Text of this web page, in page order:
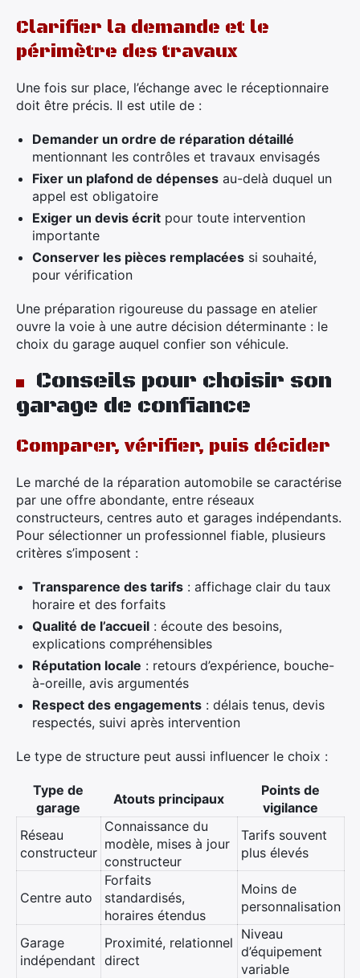
Clarifier la demande et le
périmètre des travaux
Une fois sur place, l’échange avec le réceptionnaire
doit être précis. Il est utile de :
Demander un ordre de réparation détaillé
mentionnant les contrôles et travaux envisagés
Fixer un plafond de dépenses au-delà duquel un
appel est obligatoire
Exiger un devis écrit pour toute intervention
importante
Conserver les pièces remplacées si souhaité,
pour vérification
Une préparation rigoureuse du passage en atelier
ouvre la voie à une autre décision déterminante : le
choix du garage auquel confier son véhicule.
Conseils pour choisir son
garage de confiance
Comparer, vérifier, puis décider
Le marché de la réparation automobile se caractérise
par une offre abondante, entre réseaux
constructeurs, centres auto et garages indépendants.
Pour sélectionner un professionnel fiable, plusieurs
critères s’imposent :
Transparence des tarifs : affichage clair du taux
horaire et des forfaits
Qualité de l’accueil : écoute des besoins,
explications compréhensibles
Réputation locale : retours d’expérience, bouche-
à-oreille, avis argumentés
Respect des engagements : délais tenus, devis
respectés, suivi après intervention
Le type de structure peut aussi influencer le choix :
Type de
garage
Atouts principaux
Points de
vigilance
Réseau
constructeur
Connaissance du
modèle, mises à jour
constructeur
Tarifs souvent
plus élevés
Centre auto
Forfaits
standardisés,
horaires étendus
Moins de
personnalisation
Garage
indépendant
Proximité, relationnel
direct
Niveau
d’équipement
variable